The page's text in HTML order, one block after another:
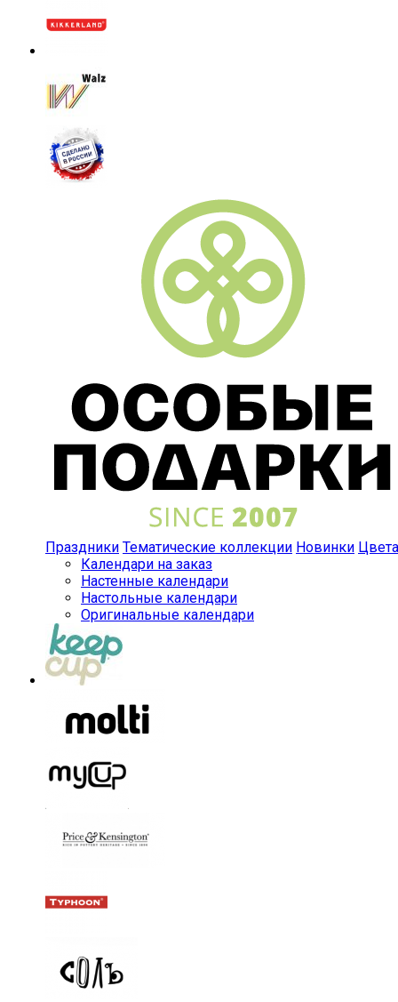
Праздники Тематические коллекции Новинки Цвета
Календари на заказ
Настенные календари
Настольные календари
Оригинальные календари